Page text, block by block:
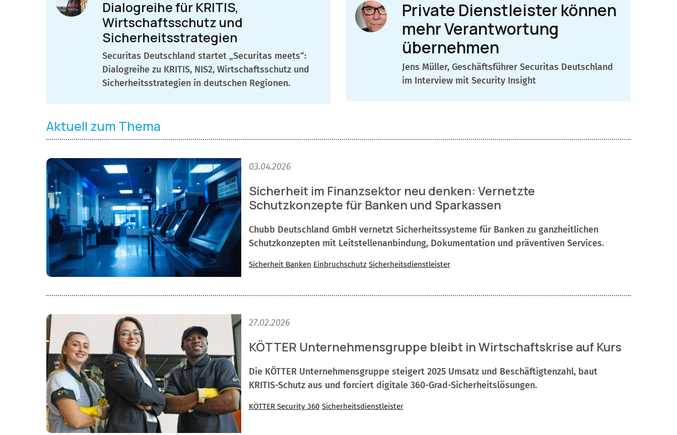
Dialogreihe für KRITIS,
Wirtschaftsschutz und
Sicherheitsstrategien
Securitas Deutschland startet „Securitas meets“:
Dialogreihe zu KRITIS, NIS2, Wirtschaftsschutz und
Sicherheitsstrategien in deutschen Regionen.
Private Dienstleister können
mehr Verantwortung
übernehmen
Jens Müller, Geschäftsführer Securitas Deutschland
im Interview mit Security Insight
Aktuell zum Thema
03.04.2026
Sicherheit im Finanzsektor neu denken: Vernetzte
Schutzkonzepte für Banken und Sparkassen
Chubb Deutschland GmbH vernetzt Sicherheitssysteme für Banken zu ganzheitlichen
Schutzkonzepten mit Leitstellenanbindung, Dokumentation und präventiven Services.
Sicherheit Banken Einbruchschutz Sicherheitsdienstleister
27.02.2026
KÖTTER Unternehmensgruppe bleibt in Wirtschaftskrise auf Kurs
Die KÖTTER Unternehmensgruppe steigert 2025 Umsatz und Beschäftigtenzahl, baut
KRITIS-Schutz aus und forciert digitale 360-Grad-Sicherheitslösungen.
KÖTTER Security 360 Sicherheitsdienstleister